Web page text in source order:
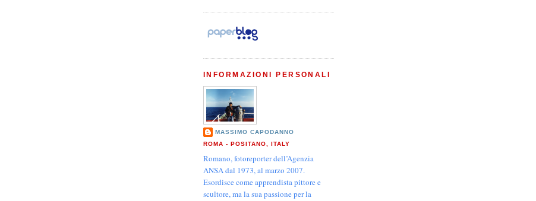
INFORMAZIONI PERSONALI
MASSIMO CAPODANNO
ROMA - POSITANO, ITALY
Romano, fotoreporter dell’Agenzia
ANSA dal 1973, al marzo 2007.
Esordisce come apprendista pittore e
scultore, ma la sua passione per la